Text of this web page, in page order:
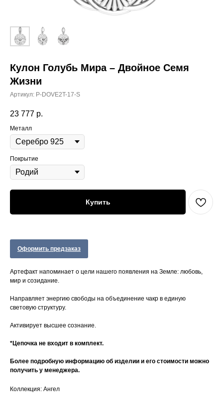
Кулон Голубь Мира – Двойное Семя
Жизни
Артикул: P-DOVE2T-17-S
23 777 р.
Металл
Покрытие
Купить
Оформить предзаказ
Артефакт напоминает о цели нашего появления на Земле: любовь,
мир и созидание.
Направляет энергию свободы на объединение чакр в единую
световую структуру.
Активирует высшее сознание.
*Цепочка не входит в комплект.
Более подробную информацию об изделии и его стоимости можно
получить у менеджера.
Коллекция: Ангел